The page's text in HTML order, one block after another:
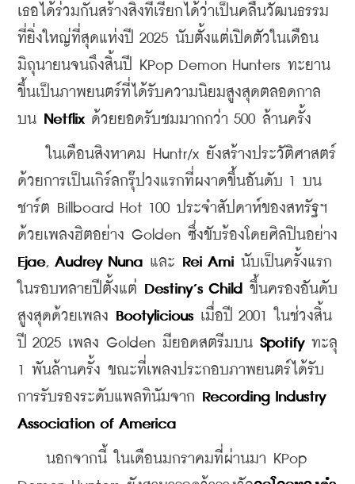
เธอได้ร่วมกันสร้างสิ่งที่เรียกได้ว่าเป็นคลื่นวัฒนธรรม
ที่ยิ่งใหญ่ที่สุดแห่งปี 2025 นับตั้งแต่เปิดตัวในเดือน
มิถุนายนจนถึงสิ้นปี KPop Demon Hunters ทะยาน
ขึ้นเป็นภาพยนตร์ที่ได้รับความนิยมสูงสุดตลอดกาล
บน
Netflix ด้วยยอดรับชมมากกว่า 500 ล้านครั้ง
ในเดือนสิงหาคม Huntr/x ยังสร้างประวัติศาสตร์
ด้วยการเป็นเกิร์ลกรุ๊ปวงแรกที่ผงาดขึ้นอันดับ 1 บน
ชาร์ต Billboard Hot 100 ประจำสัปดาห์ของสหรัฐฯ
Ejae, Audrey Nuna และ Rei Ami นับเป็นครั้งแรก
ในรอบหลายปีตั้งแต่ Destiny’s Child
ขึ้นครองอันดับ
สูงสุดด้วยเพลง Bootylicious เมื่อปี 2001 ในช่วงสิ้น
ปี 2025 เพลง Golden มียอดสตรีมบน Spotify ทะลุ
1 พันล้านครั้ง ขณะที่เพลงประกอบภาพยนตร์ได้รับ
การรับรองระดับแพลทินัมจาก Recording Industry
Association of America
นอกจากนี้ ในเดือนมกราคมที่ผ่านมา KPop